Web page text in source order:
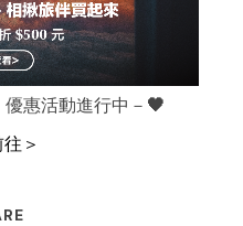
惠活動進行中－🖤
＞